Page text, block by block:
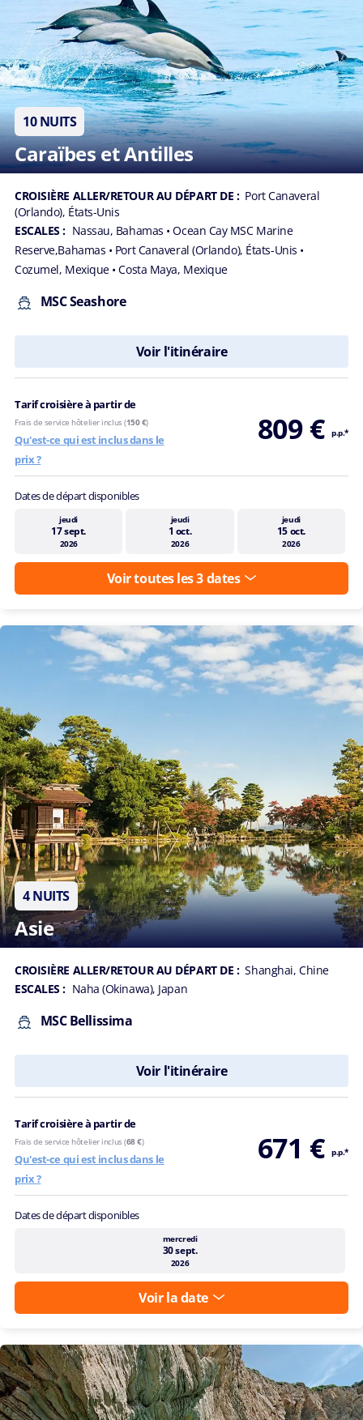
10 NUITS
Caraïbes et Antilles
CROISIÈRE ALLER/RETOUR AU DÉPART DE : Port Canaveral
(Orlando), États-Unis
ESCALES : Nassau, Bahamas • Ocean Cay MSC Marine
Reserve,Bahamas • Port Canaveral (Orlando), États-Unis •
Cozumel, Mexique • Costa Maya, Mexique
MSC Seashore
Voir l'itinéraire
Tarif croisière à partir de
809 € p.p.*
Frais de service hôtelier inclus (150 €)
Qu'est-ce qui est inclus dans le
prix ?
Dates de départ disponibles
jeudi
17 sept.
2026
jeudi
1 oct.
2026
jeudi
15 oct.
2026
Voir toutes les 3 dates
4 NUITS
Asie
CROISIÈRE ALLER/RETOUR AU DÉPART DE : Shanghai, Chine
ESCALES : Naha (Okinawa), Japan
MSC Bellissima
Voir l'itinéraire
Tarif croisière à partir de
671 € p.p.*
Frais de service hôtelier inclus (68 €)
Qu'est-ce qui est inclus dans le
prix ?
Dates de départ disponibles
mercredi
30 sept.
2026
Voir la date